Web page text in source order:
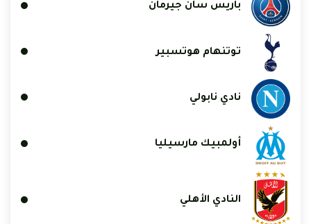
باريس سان جيرمان
توتنهام هوتسبير
نادي نابولي
أولمبيك مارسيليا
النادي الأهلي